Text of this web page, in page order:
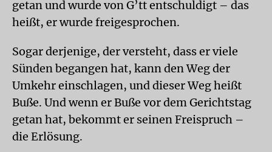
getan und wurde von G’tt entschuldigt – das
heißt, er wurde freigesprochen.
Sogar derjenige, der versteht, dass er viele
Sünden begangen hat, kann den Weg der
Umkehr einschlagen, und dieser Weg heißt
Buße. Und wenn er Buße vor dem Gerichtstag
getan hat, bekommt er seinen Freispruch –
die Erlösung.